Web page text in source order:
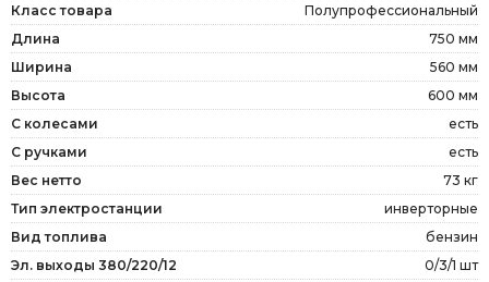
Класс товара
Полупрофессиональный
Длина
750 мм
Ширина
560 мм
Высота
600 мм
С колесами
есть
С ручками
есть
Вес нетто
73 кг
Тип электростанции
инверторные
Вид топлива
бензин
Эл. выходы 380/220/12
0/3/1 шт